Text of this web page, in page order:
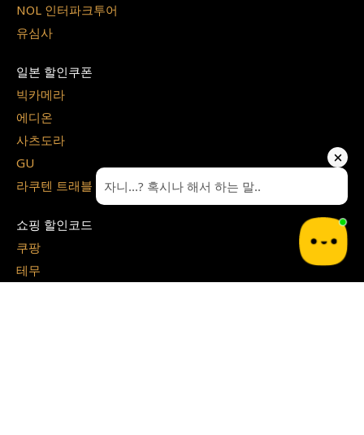
NOL 인터파크투어
유심사
일본 할인쿠폰
빅카메라
에디온
사츠도라
GU
라쿠텐 트래블
쇼핑 할인코드
쿠팡
테무